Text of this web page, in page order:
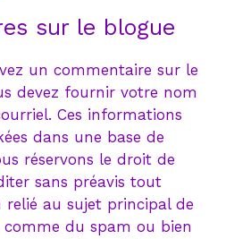
sur le blogue
un commentaire sur le
devez fournir votre nom
Ces informations
dans une base de
réservons le droit de
sans préavis tout
au sujet principal de
comme du spam ou bien